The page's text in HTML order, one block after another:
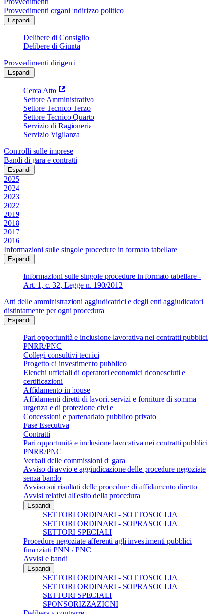
Provvedimenti organi indirizzo politico
Espandi
Delibere di Consiglio
Delibere di Giunta
Provvedimenti dirigenti
Espandi
Cerca Atto
Settore Amministrativo
Settore Tecnico Terzo
Settore Tecnico Quarto
Servizio di Ragioneria
Servizio Vigilanza
Controlli sulle imprese
Bandi di gara e contratti
Espandi
2025
2024
2023
2022
2019
2018
2017
2016
Informazioni sulle singole procedure in formato tabellare
Espandi
Informazioni sulle singole procedure in formato tabellare -
Art. 1, c. 32, Legge n. 190/2012
Atti delle amministrazioni aggiudicatrici e degli enti aggiudicatori
distintamente per ogni procedura
Espandi
Pari opportunità e inclusione lavorativa nei contratti pubblici
PNRR/PNC
Collegi consultivi tecnici
Progetto di investimento pubblico
Elenchi ufficiali di operatori economici riconosciuti e
certificazioni
Affidamento in house
Affidamenti diretti di lavori, servizi e forniture di somma
urgenza e di protezione civile
Concessioni e partenariato pubblico privato
Fase Esecutiva
Contratti
Pari opportunità e inclusione lavorativa nei contratti pubblici
PNRR/PNC
Verbali delle commissioni di gara
Avviso di avvio e aggiudicazione delle procedure negoziate
senza bando
Avviso sui risultati delle procedure di affidamento diretto
Avvisi relativi all'esito della procedura
Espandi
SETTORI ORDINARI - SOTTOSOGLIA
SETTORI ORDINARI - SOPRASOGLIA
SETTORI SPECIALI
Procedure negoziate afferenti agli investimenti pubblici
finanziati PNN / PNC
Avvisi e bandi
Espandi
SETTORI ORDINARI - SOTTOSOGLIA
SETTORI ORDINARI - SOPRASOGLIA
SETTORI SPECIALI
SPONSORIZZAZIONI